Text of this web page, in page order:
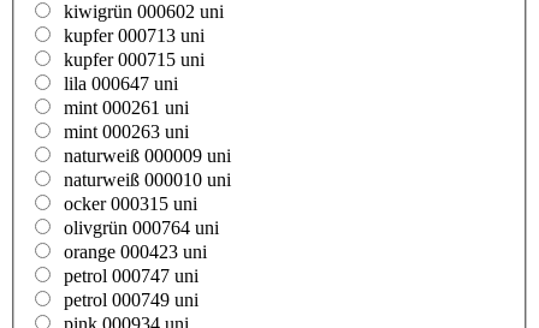
kiwigrün 000602 uni
kupfer 000713 uni
kupfer 000715 uni
lila 000647 uni
mint 000261 uni
mint 000263 uni
naturweiß 000009 uni
naturweiß 000010 uni
ocker 000315 uni
olivgrün 000764 uni
orange 000423 uni
petrol 000747 uni
petrol 000749 uni